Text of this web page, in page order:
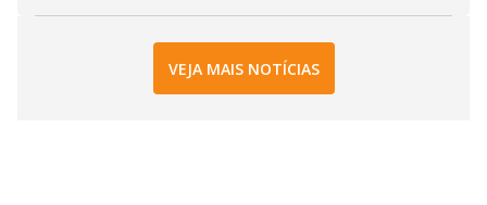
VEJA MAIS NOTÍCIAS